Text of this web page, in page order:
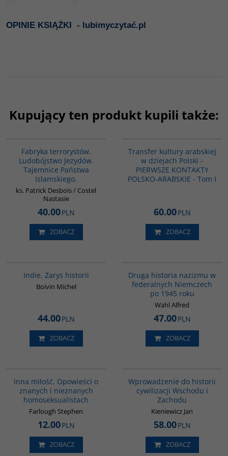
OPINIE KSIĄŻKI - lubimyczytać.pl
Kupujący ten produkt kupili także:
Fabryka terrorystów.
Ludobójstwo Jezydów.
Tajemnice Państwa
Islamskiego.
ks. Patrick Desbois / Costel
Nastasie
40.00PLN
ZOBACZ
Transfer kultury arabskiej
w dziejach Polski -
PIERWSZE KONTAKTY
POLSKO-ARABSKIE - Tom I
60.00PLN
ZOBACZ
Indie. Zarys historii
Boivin Michel
44.00PLN
ZOBACZ
Druga historia nazizmu w
federalnych Niemczech
po 1945 roku
Wahl Alfred
47.00PLN
ZOBACZ
Inna miłość. Opowieści o
znanych i nieznanych
homoseksualistach
Farlough Stephen
12.00PLN
ZOBACZ
Wprowadzenie do historii
cywilizacji Wschodu i
Zachodu
Kieniewicz Jan
58.00PLN
ZOBACZ